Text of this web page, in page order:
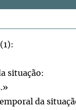
situação:
da